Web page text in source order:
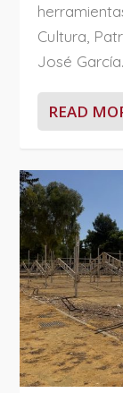
Cultura,
José
READ